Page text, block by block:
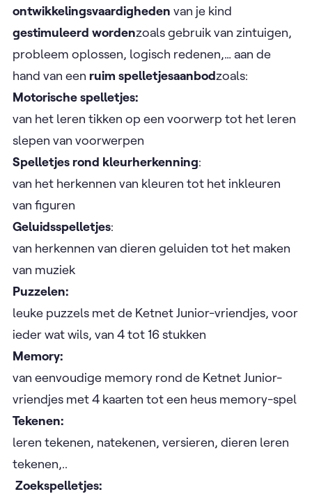
ontwikkelingsvaardigheden van je kind
gestimuleerd wordenzoals gebruik van zintuigen,
probleem oplossen, logisch redenen,… aan de
hand van een ruim spelletjesaanbodzoals:
Motorische spelletjes:
van het leren tikken op een voorwerp tot het leren
slepen van voorwerpen
Spelletjes rond kleurherkenning:
van het herkennen van kleuren tot het inkleuren
van figuren
Geluidsspelletjes:
van herkennen van dieren geluiden tot het maken
van muziek
Puzzelen:
leuke puzzels met de Ketnet Junior-vriendjes, voor
ieder wat wils, van 4 tot 16 stukken
Memory:
van eenvoudige memory rond de Ketnet Junior-
vriendjes met 4 kaarten tot een heus memory-spel
Tekenen:
leren tekenen, natekenen, versieren, dieren leren
tekenen,..
Zoekspelletjes: